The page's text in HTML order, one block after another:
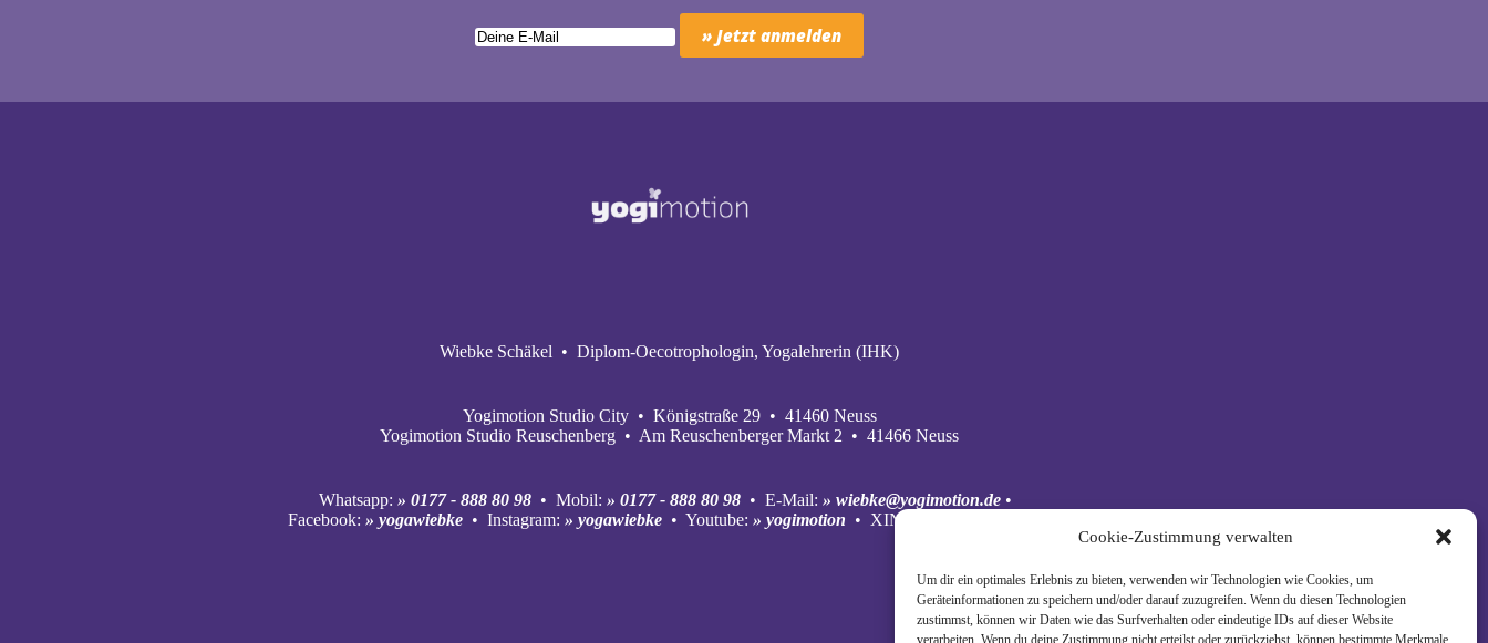
Cookie-Zustimmung verwalten
Um dir ein optimales Erlebnis zu bieten, verwenden wir Technologien wie Cookies, um
Geräteinformationen zu speichern und/oder darauf zuzugreifen. Wenn du diesen Technologien
zustimmst, können wir Daten wie das Surfverhalten oder eindeutige IDs auf dieser Website
verarbeiten. Wenn du deine Zustimmung nicht erteilst oder zurückziehst, können bestimmte Merkmale
Wiebke Schäkel • Diplom-Oecotrophologin, Yogalehrerin (IHK)
Yogimotion Studio City • Königstraße 29 • 41460 Neuss
Yogimotion Studio Reuschenberg • Am Reuschenberger Markt 2 • 41466 Neuss
Whatsapp: » 0177 - 888 80 98• Mobil: » 0177 - 888 80 98• E‑Mail: » wiebke@yogimotion.de•
Facebook: » yogawiebke• Instagram: » yogawiebke• Youtube: » yogimotion • XING: